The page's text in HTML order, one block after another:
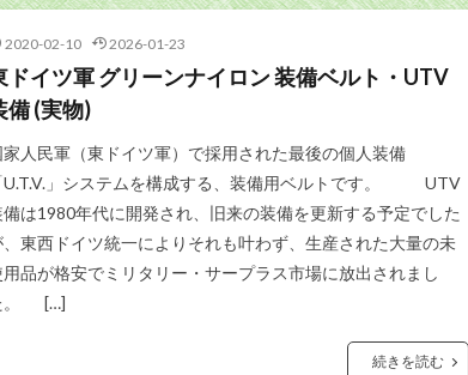
2020-02-10 2026-01-23
ドイツ軍 グリーンナイロン 装備ベルト・UTV
備 (実物)
家人民軍（東ドイツ軍）で採用された最後の個人装備
U.T.V.」システムを構成する、装備用ベルトです。 UTV
備は1980年代に開発され、旧来の装備を更新する予定でした
、東西ドイツ統一によりそれも叶わず、生産された大量の未
用品が格安でミリタリー・サープラス市場に放出されまし
。 […]
続きを読む